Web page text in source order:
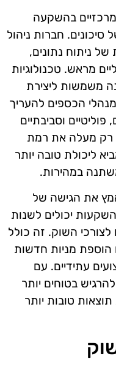
המרכזיים בהשקעה
חברות ניהול
ניתוח נתונים,
מראש. טכנולוגיות
משמשות ליצירת
הכספים להעריך
וסביבתיים
רק מעלה את רמת
ליכולת טובה יותר
במהירות.
את הגישה של
יכולים לשנות
השוק. זה כולל
הוספת מניות חדשות
עתידיים. עם
בטוחים יותר
טובות יותר